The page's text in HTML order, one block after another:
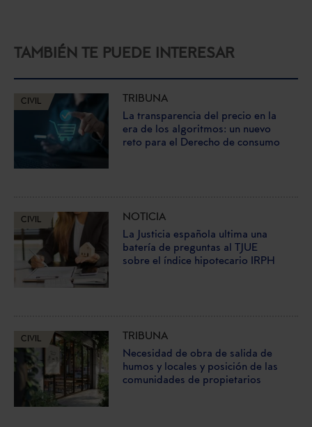
TAMBIÉN TE PUEDE INTERESAR
CIVIL
TRIBUNA
La transparencia del precio en la
era de los algoritmos: un nuevo
reto para el Derecho de consumo
CIVIL
NOTICIA
La Justicia española ultima una
batería de preguntas al TJUE
sobre el índice hipotecario IRPH
CIVIL
TRIBUNA
Necesidad de obra de salida de
humos y locales y posición de las
comunidades de propietarios